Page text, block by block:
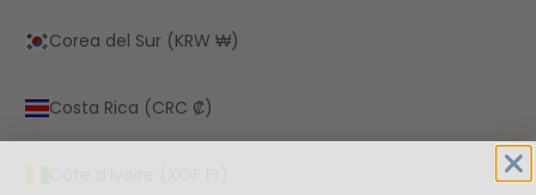
Corea del Sur (KRW ₩)
Costa Rica (CRC ₡)